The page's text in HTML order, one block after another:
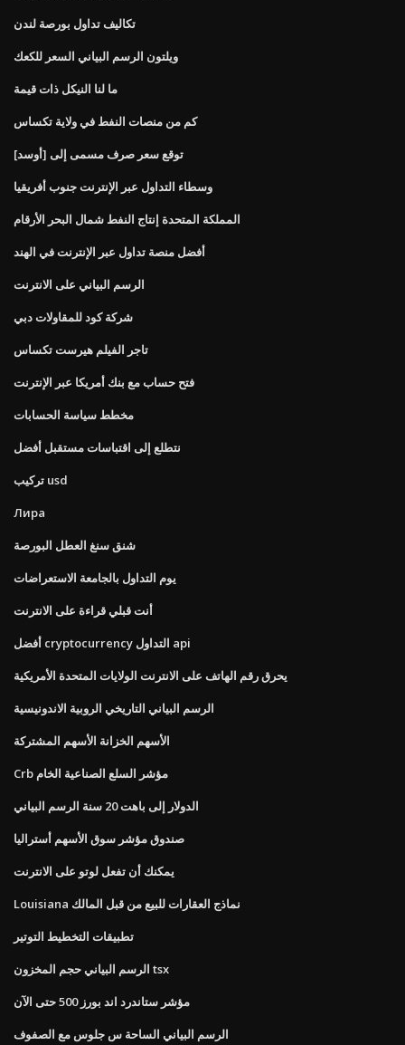
تكاليف تداول بورصة لندن
ويلتون الرسم البياني السعر للكعك
ما لنا النيكل ذات قيمة
كم من منصات النفط في ولاية تكساس
توقع سعر صرف مسمى إلى [أوسد]
وسطاء التداول عبر الإنترنت جنوب أفريقيا
المملكة المتحدة إنتاج النفط شمال البحر الأرقام
أفضل منصة تداول عبر الإنترنت في الهند
الرسم البياني على الانترنت
شركة كود للمقاولات دبي
تاجر الفيلم هيرست تكساس
فتح حساب مع بنك أمريكا عبر الإنترنت
مخطط سياسة الحسابات
نتطلع إلى اقتباسات مستقبل أفضل
تركيب usd
Лира
شنق سنغ العطل البورصة
يوم التداول بالجامعة الاستعراضات
أنت قبلي قراءة على الانترنت
أفضل cryptocurrency التداول api
يحرق رقم الهاتف على الانترنت الولايات المتحدة الأمريكية
الرسم البياني التاريخي الروبية الاندونيسية
الأسهم الخزانة الأسهم المشتركة
Crb مؤشر السلع الصناعية الخام
الدولار إلى باهت 20 سنة الرسم البياني
صندوق مؤشر سوق الأسهم أستراليا
يمكنك أن تفعل لوتو على الانترنت
Louisiana نماذج العقارات للبيع من قبل المالك
تطبيقات التخطيط التوتير
الرسم البياني حجم المخزون tsx
مؤشر ستاندرد اند بورز 500 حتى الآن
الرسم البياني الساحة س جلوس مع الصفوف